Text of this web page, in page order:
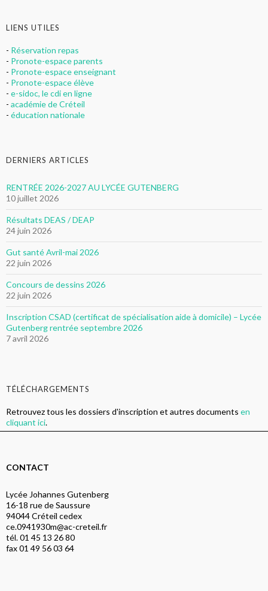
LIENS UTILES
- Réservation repas
- Pronote-espace parents
- Pronote-espace enseignant
- Pronote-espace élève
- e-sidoc, le cdi en ligne
- académie de Créteil
- éducation nationale
DERNIERS ARTICLES
RENTRÉE 2026-2027 AU LYCÉE GUTENBERG
10 juillet 2026
Résultats DEAS / DEAP
24 juin 2026
Gut santé Avril-mai 2026
22 juin 2026
Concours de dessins 2026
22 juin 2026
Inscription CSAD (certificat de spécialisation aide à domicile) – Lycée
Gutenberg rentrée septembre 2026
7 avril 2026
TÉLÉCHARGEMENTS
Retrouvez tous les dossiers d'inscription et autres documents en
cliquant ici.
CONTACT
Lycée Johannes Gutenberg
16-18 rue de Saussure
94044 Créteil cedex
ce.0941930m@ac-creteil.fr
tél. 01 45 13 26 80
fax 01 49 56 03 64